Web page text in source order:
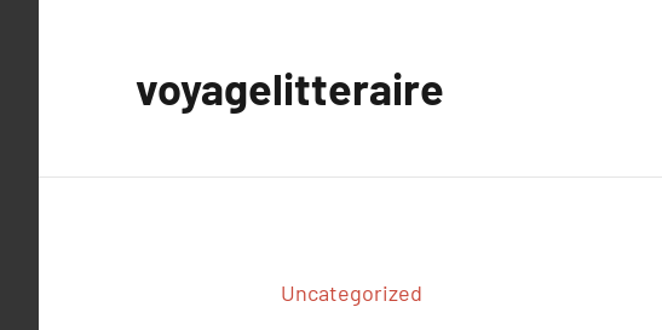
voyagelitteraire
Uncategorized